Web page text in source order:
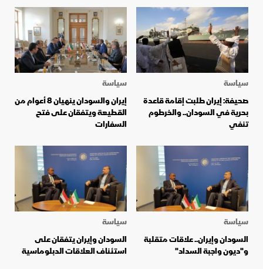
سياسة
صحيفة: إيران طلبت إقامة قاعدة
بحرية في السودان.. والخرطوم
تنفي
سياسة
إيران والسودان ينهيان 8 أعوام من
القطيعة ويتفقان على فتح
السفارات
سياسة
السودان وإيران.. علاقات متقلبة
و"ديون واجبة السداد"
سياسة
السودان وإيران يتفقان على
استئناف العلاقات الدبلوماسية